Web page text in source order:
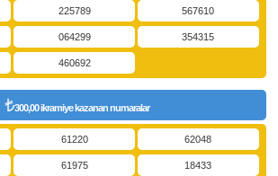
225789 567610
064299 354315
460692
300,00 ikramiye kazanan numaralar
61220 62048
61975 18433